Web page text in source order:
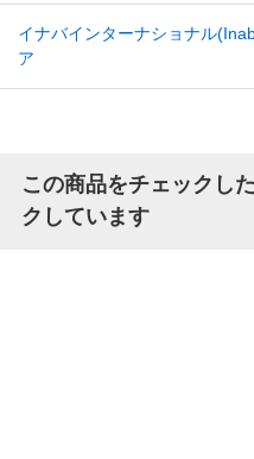
イナバインターナショナル
ア
この商品をチェックし
クしています